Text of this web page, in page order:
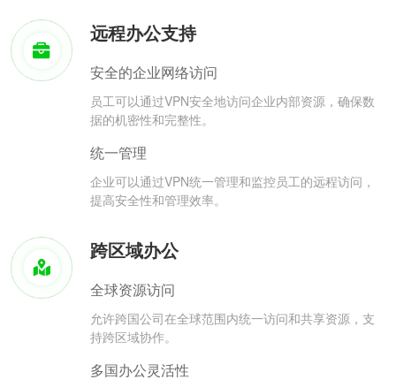
远程办公支持
安全的企业网络访问
员工可以通过VPN安全地访问企业内部资源，确保数
据的机密性和完整性。
统一管理
企业可以通过VPN统一管理和监控员工的远程访问，
提高安全性和管理效率。
跨区域办公
全球资源访问
允许跨国公司在全球范围内统一访问和共享资源，支
持跨区域协作。
多国办公灵活性